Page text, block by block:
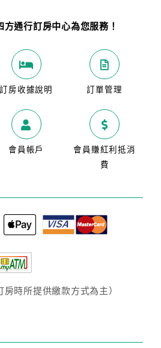
通行訂房中心為您服務！
訂房收據說明 訂單管理
會員帳戶
會員賺紅利抵消
費
房時所提供繳款方式為主）